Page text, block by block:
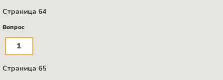
Страница 64
Вопрос
1
Страница 65